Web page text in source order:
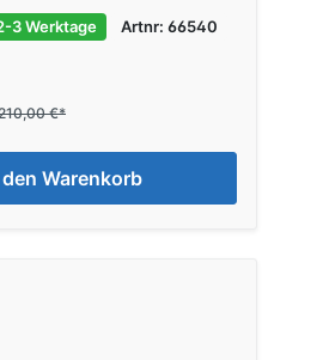
3 Werktage Artnr: 66540
€*
den Warenkorb